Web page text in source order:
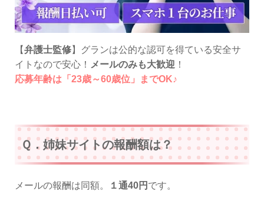
【弁護士監修】グランは公的な認可を得ている安全サ
イトなので安心！ メールのみも大歓迎 ！
応募年齢は「23歳～60歳位」までOK♪
Ｑ．姉妹サイトの報酬額は？
メールの報酬は同額。 １通40円 です。